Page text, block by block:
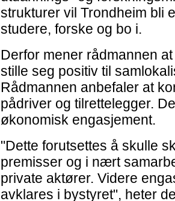
strukturer vil Trondheim bli
studere, forske og bo i.
Derfor mener rådmannen
stille seg positiv til
Rådmannen anbefaler at
pådriver og tilrettelegger.
økonomisk engasjement.
"Dette forutsettes å skulle
premisser og i nært
private aktører. Videre
avklares i bystyret", heter